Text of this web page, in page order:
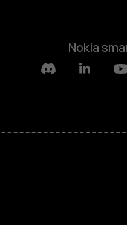
Nokia
Linkedin
Discord